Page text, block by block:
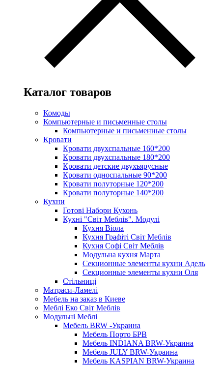
Каталог товаров
Комоды
Компьютерные и письменные столы
Компьютерные и письменные столы
Кровати
Кровати двухспальные 160*200
Кровати двухспальные 180*200
Кровати детские двухъярусные
Кровати односпальные 90*200
Кровати полуторные 120*200
Кровати полуторные 140*200
Кухни
Готові Набори Кухонь
Кухні "Світ Меблів". Модулі
Кухня Віола
Кухня Графіті Світ Меблів
Кухня Софі Світ Меблів
Модульна кухня Марта
Секционные элементы кухни Адель
Секционные элементы кухни Оля
Стільниці
Матраси-Ламелі
Мебель на заказ в Киеве
Меблі Еко Світ Меблів
Модульні Меблі
Мебель BRW -Украина
Мебель Порто БРВ
Мебель INDIANA BRW-Украина
Мебель JULY BRW-Украина
Мебель KASPIAN BRW-Украина